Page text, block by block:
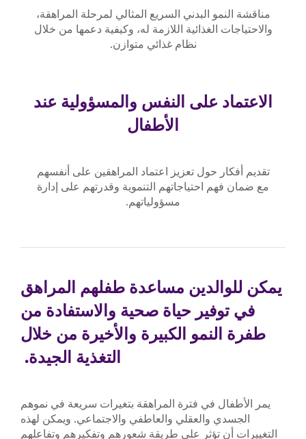
مناقشة النمو البدني السريع المثالي لمرحلة المراهقة،
والاحتياجات الغذائية اللازمة له، وكيفية دعمها من خلال
نظام غذائي متوازن.
الاعتماد على النفس والمسؤولية عند
الأطفال
تقديم أفكار حول تعزيز اعتماد المراهقين على أنفسهم
مع ضمان فهم احتياجاتهم التنموية وقدرتهم على إدارة
مسؤولياتهم.
يمكن للوالدين مساعدة طفلهم المراهق
في توفير حياة صحية والاستفادة من
طفرة النمو الكبيرة والأخيرة من خلال
التغذية الجيدة.
يمر الأطفال في فترة المراهقة بتغيرات سريعة في نموهم
الجسدي والعقلي والعاطفي والاجتماعي. ويمكن لهذه
التغييرات أن تؤثر على طريقة شعورهم وتفكيرهم وتفاعلهم